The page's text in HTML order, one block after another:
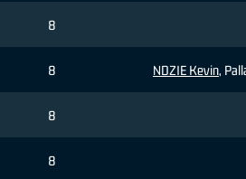
8
8 NDZIE Kevin,
8
8